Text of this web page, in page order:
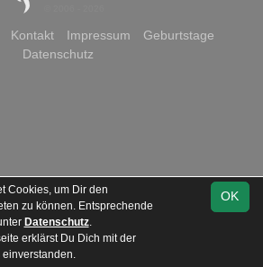
Kontakt Impressum
Geburtstage
Datenschutz
OK
Cookies, um Dir den
zu können. Entsprechende
Datenschutz.
erklärst Du Dich mit der